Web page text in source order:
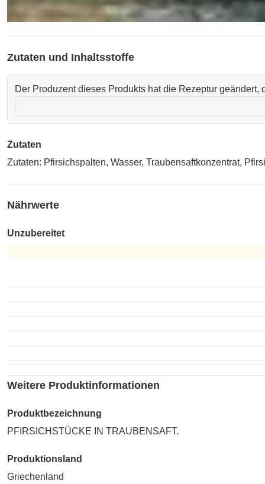
Zutaten und Inhaltsstoffe
Der Produzent dieses Produkts hat die Rezeptur
Zutaten
Zutaten: Pfirsichspalten, Wasser, Traubensaftkonzentrat,
Nährwerte
Unzubereitet
Weitere Produktinformationen
Produktbezeichnung
PFIRSICHSTÜCKE IN TRAUBENSAFT.
Produktionsland
Griechenland